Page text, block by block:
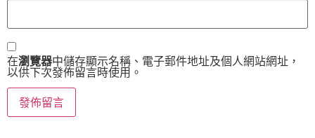
在瀏覽器中儲存顯示名稱、電子郵件地址及個人網站網址，
以供下次發佈留言時使用。